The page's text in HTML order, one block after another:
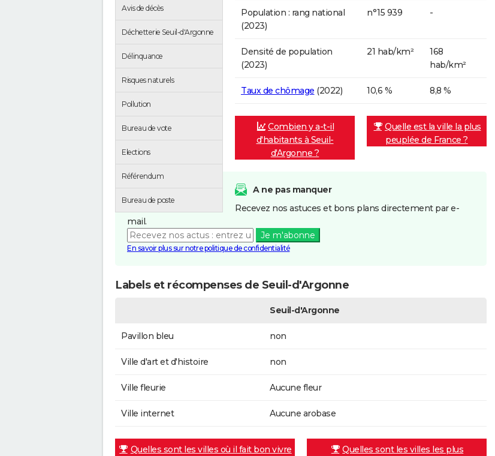
Avis de décès
Déchetterie Seuil-d'Argonne
Délinquance
Risques naturels
Pollution
Bureau de vote
Elections
Référendum
Bureau de poste
Population : rang national
(2023)
n°15 939 -
Densité de population
(2023)
21 hab/km²
168
hab/km²
Taux de chômage (2022) 10,6 % 8,8 %
Combien y a-t-il
d'habitants à Seuil-
d'Argonne ?
Quelle est la ville la plus
peuplée de France ?
A ne pas manquer
Recevez nos astuces et bons plans directement par e-
mail.
Je m'abonne
En savoir plus sur notre politique de confidentialité
Labels et récompenses de Seuil-d'Argonne
Seuil-d'Argonne
Pavillon bleu non
Ville d'art et d'histoire non
Ville fleurie Aucune fleur
Ville internet Aucune arobase
Quelles sont les villes où il fait bon vivre
Quelles sont les villes les plus